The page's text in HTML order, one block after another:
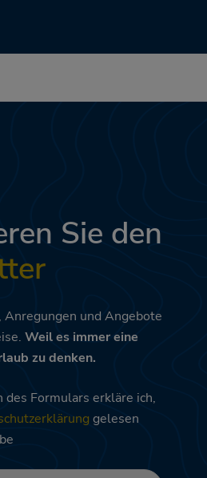
Sie den
Anregungen und Angebote
Weil es immer eine
zu denken.
Formulars erkläre ich,
gelesen